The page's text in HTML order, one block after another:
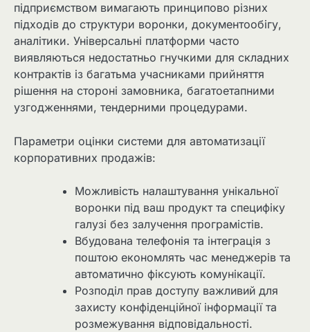
підприємством вимагають принципово різних
підходів до структури воронки, документообігу,
аналітики. Універсальні платформи часто
виявляються недостатньо гнучкими для складних
контрактів із багатьма учасниками прийняття
рішення на стороні замовника, багатоетапними
узгодженнями, тендерними процедурами.
Параметри оцінки системи для автоматизації
корпоративних продажів:
Можливість налаштування унікальної
воронки під ваш продукт та специфіку
галузі без залучення програмістів.
Вбудована телефонія та інтеграція з
поштою економлять час менеджерів та
автоматично фіксують комунікації.
Розподіл прав доступу важливий для
захисту конфіденційної інформації та
розмежування відповідальності.